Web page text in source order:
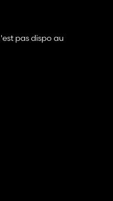
pas dispo au